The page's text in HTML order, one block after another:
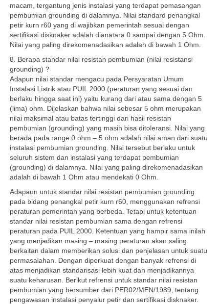
macam, tergantung jenis instalasi yang terdapat pemasangan
pembumian grounding di dalamnya. Nilai standard penangkal
petir kurn r60 yang di wajibkan pemerintah sesuai dengan
sertifikasi disknaker adalah dianatara 0 sampai dengan 5 Ohm.
Nilai yang paling direkomenadasikan adalah di bawah 1 Ohm.
8. Berapa standar nilai resistan pembumian (nilai resistansi
grounding) ?
Adapun nilai standar mengacu pada Persyaratan Umum
Instalasi Listrik atau PUIL 2000 (peraturan yang sesuai dan
berlaku hingga saat ini) yaitu kurang dari atau sama dengan 5
(lima) ohm. Dijelaskan bahwa nilai sebesar 5 ohm merupakan
nilai maksimal atau batas tertinggi dari hasil resistan
pembumian (grounding) yang masih bisa ditoleransi. Nilai yang
berada pada range 0 ohm – 5 ohm adalah nilai aman dari suatu
instalasi pembumian grounding. Nilai tersebut berlaku untuk
seluruh sistem dan instalasi yang terdapat pembumian
(grounding) di dalamnya. Nilai yang paling direkomenadasikan
adalah di bawah 1 Ohm atau mendekati 0 Ohm.
Adapaun untuk standar nilai resistan pembumian grounding
pada bidang penangkal petir kurn r60, menggunakan refrensi
peraturan pemerintah yang berbeda. Tetapi untuk ketentuan
standar nilai resistan pembumian sama dengan refrensi
peraturan pada PUIL 2000. Ketentuan yang hampir sama inilah
yang menjadikan masing – masing peraturan akan saling
berkaitan dalam memberikan solusi dan penjelasan untuk suatu
permasalahan. Dengan diperkuat dengan banyak refrensi di
atas menjadikan standarisasi lebih kuat dan menjadikannya
suatu keharusan. Berikut refrensi untuk standar nilai resistan
pembumian yang bersumber dari PER02/MEN/1989, tentang
pengawasan instalasi penyalur petir dan sertifikasi disknaker.